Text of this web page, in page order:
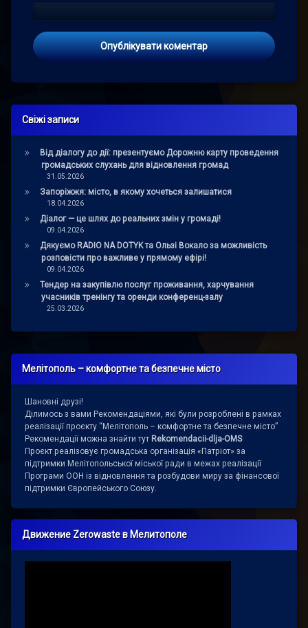
Свіжі записи
Від діалогу до дії: презентуємо Дорожню карту проведення
громадських слухань для відновлення громад
31.05.2026
Запоріжжя: місто, в якому хочеться залишатися
18.04.2026
Діалог — це шлях до реальних змін у громаді!
09.04.2026
Дякуємо RADIO NA DOTYK та Ользі Вокало за можливість
розповісти про важливе у прямому ефірі!
09.04.2026
Тендер на закупівлю послуг проживання, харчування
учасників тренінгу та оренди конференц-залу
25.03.2026
Мелітополь – комфортне та безпечне місто
Шановні друзі!
Ділимось з вами Рекомендаціями, які були розроблені в рамках
реалізації проєкту “Мелітополь – комфортне та безпечне місто”
Рекомендації можна знайти тут Rekomendacii-dlja-OMS
Проєкт реалізовує громадська організація «Патріот» за
підтримки Мелітопольської міської ради в межах реалізації
Програми ООН із відновлення та розбудови миру за фінансової
підтримки Європейського Союзу.
Движение Zerowaste в Мелитополе